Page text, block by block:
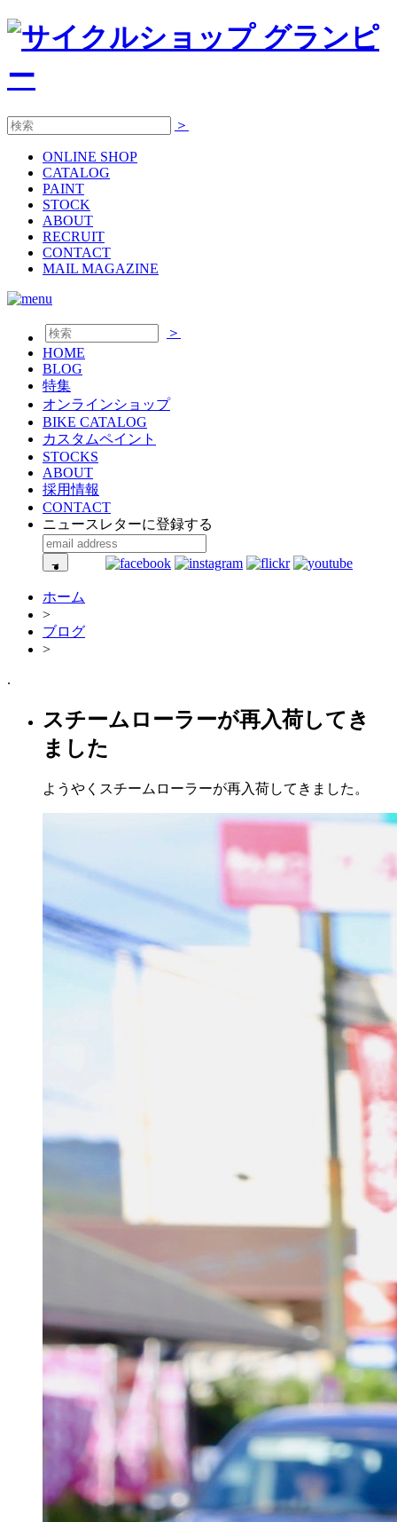
＞
ONLINE SHOP
CATALOG
PAINT
STOCK
ABOUT
RECRUIT
CONTACT
MAIL MAGAZINE
＞
HOME
BLOG
特集
オンラインショップ
BIKE CATALOG
カスタムペイント
STOCKS
ABOUT
採用情報
CONTACT
ニュースレターに登録する
ホーム
>
ブログ
>
.
スチームローラーが再入荷してき
ました
ようやくスチームローラーが再入荷してきました。